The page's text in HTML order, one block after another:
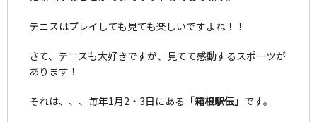
テニスはプレイしても見ても楽しいですよね！！
さて、テニスも大好きですが、見てて感動するスポーツが
あります！
それは、、、毎年1月2・3日にある 「箱根駅伝」 です。